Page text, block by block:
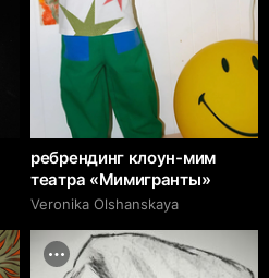
ребрендинг клоун-мим
театра «Мимигранты»
Veronika Olshanskaya